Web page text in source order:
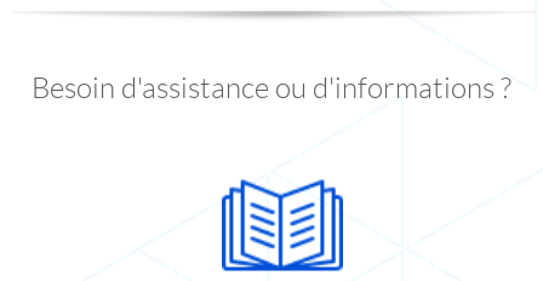
Besoin d'assistance ou d'informations ?